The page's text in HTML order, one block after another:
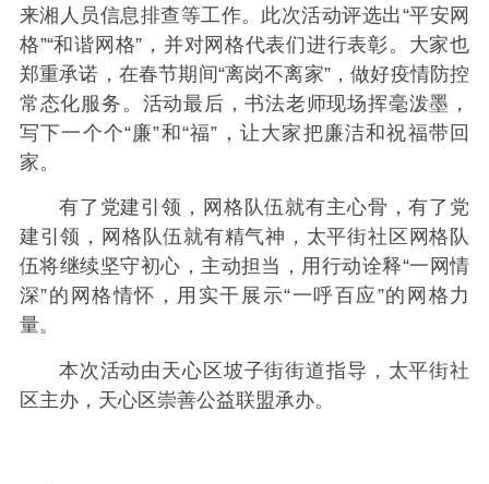
来湘人员信息排查等工作。此次活动评选出“平安网
格”“和谐网格”，并对网格代表们进行表彰。大家也
郑重承诺，在春节期间“离岗不离家”，做好疫情防控
常态化服务。活动最后，书法老师现场挥毫泼墨，
写下一个个“廉”和“福”，让大家把廉洁和祝福带回
家。
有了党建引领，网格队伍就有主心骨，有了党
建引领，网格队伍就有精气神，太平街社区网格队
伍将继续坚守初心，主动担当，用行动诠释“一网情
深”的网格情怀，用实干展示“一呼百应”的网格力
量。
本次活动由天心区坡子街街道指导，太平街社
区主办，天心区崇善公益联盟承办。